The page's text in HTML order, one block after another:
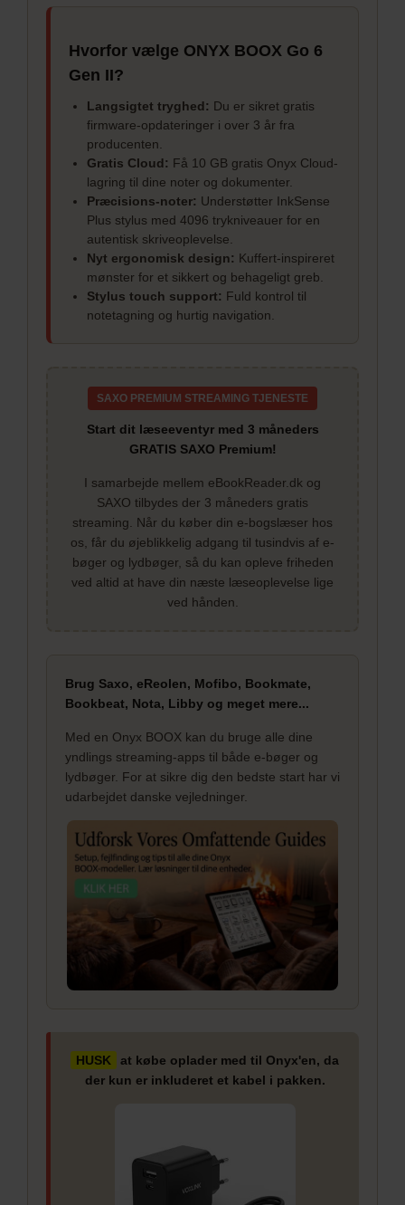
Hvorfor vælge ONYX BOOX Go 6
Gen II?
Langsigtet tryghed: Du er sikret gratis
firmware-opdateringer i over 3 år fra
producenten.
Gratis Cloud: Få 10 GB gratis Onyx Cloud-
lagring til dine noter og dokumenter.
Præcisions-noter: Understøtter InkSense
Plus stylus med 4096 trykniveauer for en
autentisk skriveoplevelse.
Nyt ergonomisk design: Kuffert-inspireret
mønster for et sikkert og behageligt greb.
Stylus touch support: Fuld kontrol til
notetagning og hurtig navigation.
SAXO PREMIUM STREAMING TJENESTE
Start dit læseeventyr med 3 måneders
GRATIS SAXO Premium!
I samarbejde mellem eBookReader.dk og
SAXO tilbydes der 3 måneders gratis
streaming. Når du køber din e-bogslæser hos
os, får du øjeblikkelig adgang til tusindvis af e-
bøger og lydbøger, så du kan opleve friheden
ved altid at have din næste læseoplevelse lige
ved hånden.
Brug Saxo, eReolen, Mofibo, Bookmate,
Bookbeat, Nota, Libby og meget mere...
Med en Onyx BOOX kan du bruge alle dine
yndlings streaming-apps til både e-bøger og
lydbøger. For at sikre dig den bedste start har vi
udarbejdet danske vejledninger.
HUSK
at købe oplader med til Onyx'en, da
der kun er inkluderet et kabel i pakken.